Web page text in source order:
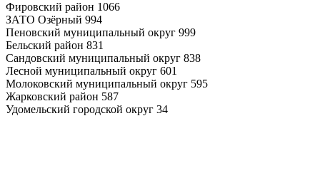
Фировский район 1066
ЗАТО Озёрный 994
Пеновский муниципальный округ 999
Бельский район 831
Сандовский муниципальный округ 838
Лесной муниципальный округ 601
Молоковский муниципальный округ 595
Жарковский район 587
Удомельский городской округ 34